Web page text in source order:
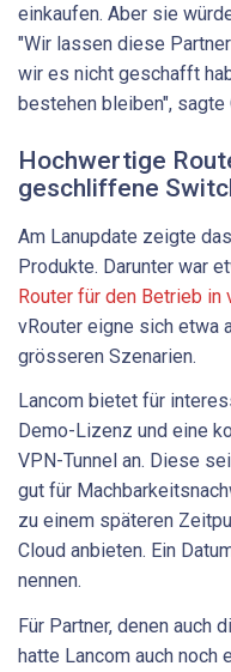
einkaufen. Aber sie
"Wir lassen diese
wir es nicht geschafft
bestehen bleiben", sagte
Hochwertige
geschliffene
Am Lanupdate zeigte
Produkte. Darunter war
Router für den Betrieb in
vRouter eigne sich etwa
grösseren Szenarien.
Lancom bietet für
Demo-Lizenz und eine
VPN-Tunnel an. Diese
gut für
zu einem späteren
Cloud anbieten. Ein
nennen.
Für Partner, denen auch
hatte Lancom auch noch